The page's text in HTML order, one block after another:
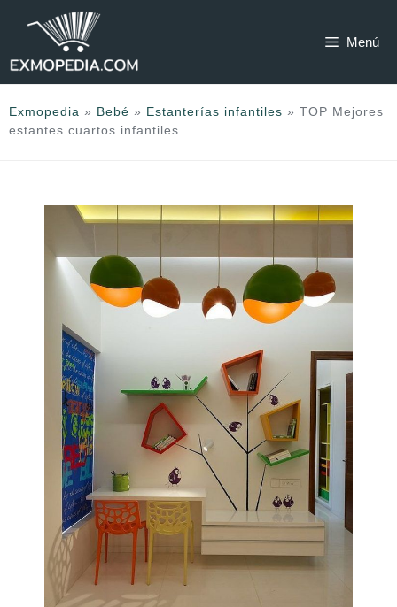
Menú
Exmopedia » Bebé » Estanterías infantiles » TOP Mejores
estantes cuartos infantiles